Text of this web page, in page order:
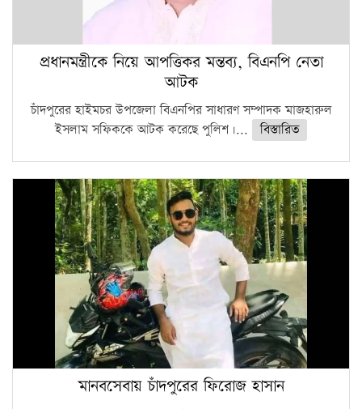
প্রধানমন্ত্রীকে নিয়ে আপত্তিকর মন্তব্য, বিএনপি নেতা
আটক
চাঁদপুরের হাইমচর উপজেলা বিএনপির সাধারণ সম্পাদক মাজহারুল
ইসলাম সফিককে আটক করেছে পুলিশ।...
বিস্তারিত
মানবসেবায় চাঁদপুরের ফিরোজ হাসান